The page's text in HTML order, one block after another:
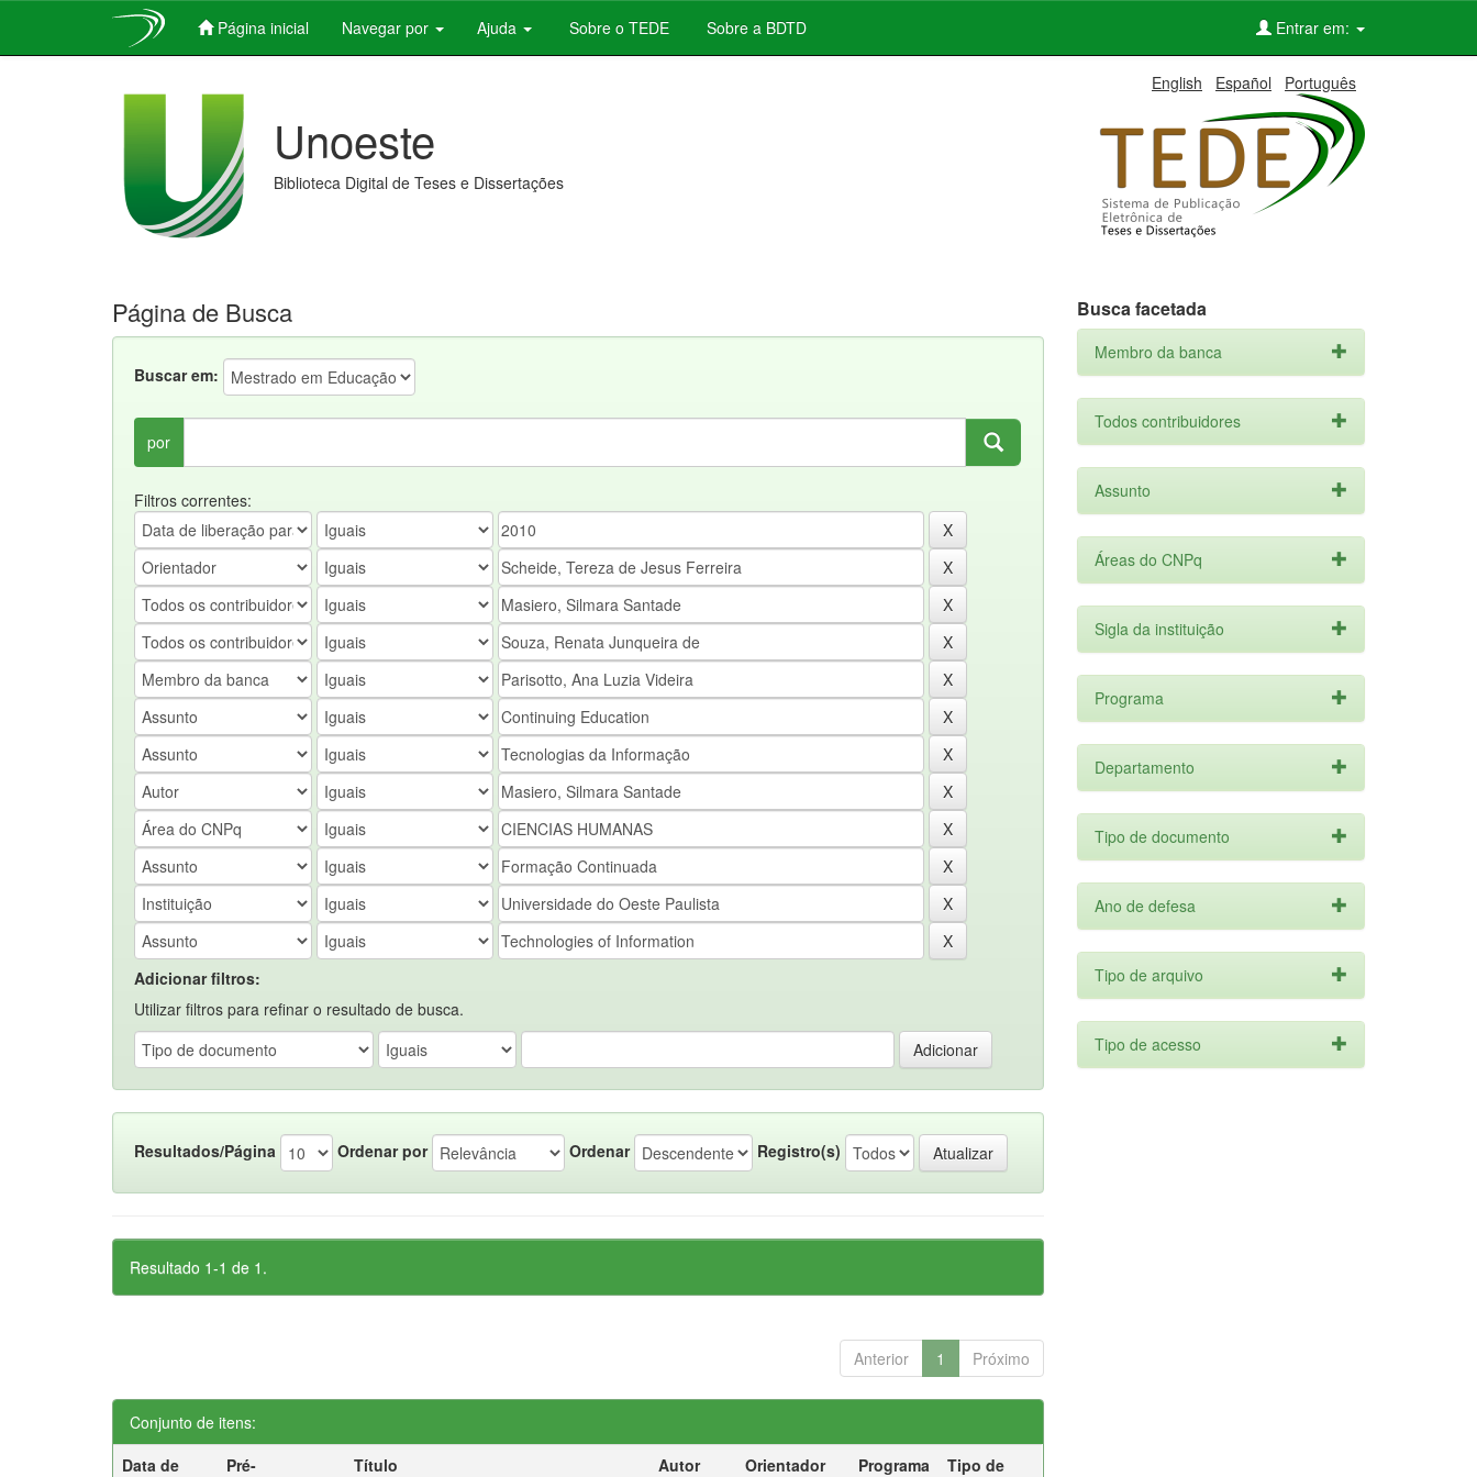
Página inicial Navegar por Ajuda Sobre o TEDE Sobre a BDTD Entrar em:
English Español Português
Unoeste
Biblioteca Digital de Teses e Dissertações
Página de Busca
Buscar em:
por
Filtros correntes:
Adicionar filtros:
Utilizar filtros para refinar o resultado de busca.
Resultados/Página Ordenar por Ordenar Registro(s)
Resultado 1-1 de 1.
Anterior 1 Próximo
Conjunto de itens:
Data de
Pré-
Título Autor Orientador Programa
Tipo de
Busca facetada
Membro da banca
Todos contribuidores
Assunto
Áreas do CNPq
Sigla da instituição
Programa
Departamento
Tipo de documento
Ano de defesa
Tipo de arquivo
Tipo de acesso